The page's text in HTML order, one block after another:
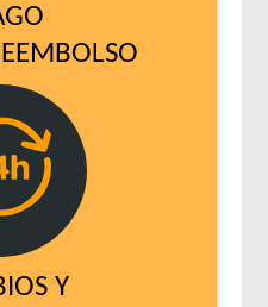
Y